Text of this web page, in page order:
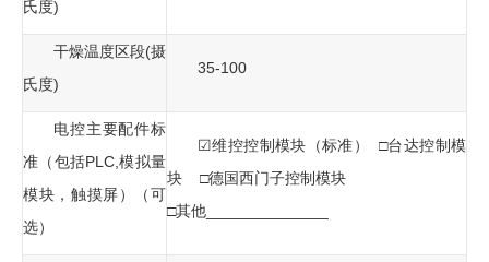
氏度)
干燥温度区段(摄
氏度)
35-100
电控主要配件标
准（包括PLC,模拟量
模块，触摸屏）（可
选）
☑维控控制模块（标准） □台达控制模
块 □德国西门子控制模块
□其他______________